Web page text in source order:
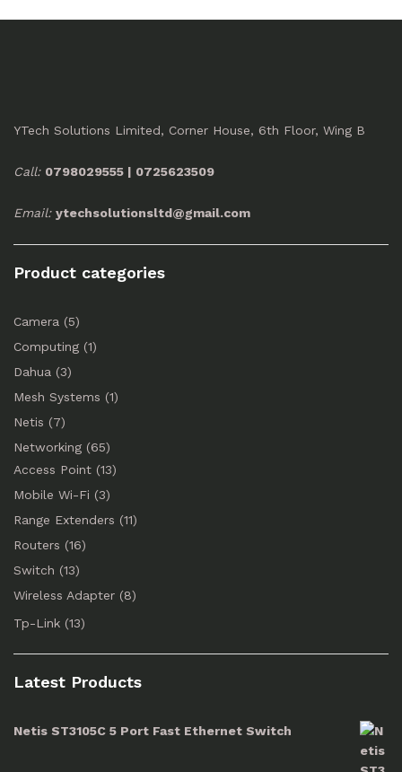
YTech Solutions Limited, Corner House, 6th Floor, Wing B
Call: 0798029555 | 0725623509
Email: ytechsolutionsltd@gmail.com
Product categories
Camera (5)
Computing (1)
Dahua (3)
Mesh Systems (1)
Netis (7)
Networking (65)
Access Point (13)
Mobile Wi-Fi (3)
Range Extenders (11)
Routers (16)
Switch (13)
Wireless Adapter (8)
Tp-Link (13)
Latest Products
Netis ST3105C 5 Port Fast Ethernet Switch